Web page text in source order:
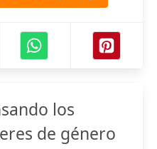
los
de género